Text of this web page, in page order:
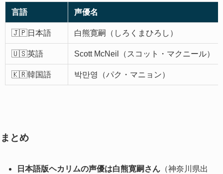
言語 声優名
🇯🇵日本語 白熊寛嗣（しろくまひろし）
🇺🇸英語 Scott McNeil（スコット・マクニール）
🇰🇷韓国語 박만영（パク・マニョン）
まとめ
日本語版ヘカリムの声優は白熊寛嗣さん （神奈川県出